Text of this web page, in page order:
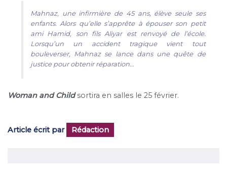
Mahnaz, une infirmière de 45 ans, élève seule ses
enfants. Alors qu’elle s’apprête à épouser son petit
ami Hamid, son fils Aliyar est renvoyé de l’école.
Lorsqu’un un accident tragique vient tout
bouleverser, Mahnaz se lance dans une quête de
justice pour obtenir réparation…
Woman and Child sortira en salles le 25 février.
Article écrit par Rédaction